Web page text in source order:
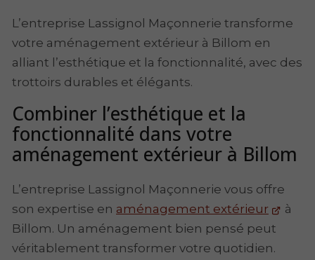
L’entreprise Lassignol Maçonnerie transforme
votre aménagement extérieur à Billom en
alliant l’esthétique et la fonctionnalité, avec des
trottoirs durables et élégants.
Combiner l’esthétique et la
fonctionnalité dans votre
aménagement extérieur à Billom
L’entreprise Lassignol Maçonnerie vous offre
son expertise en aménagement extérieur
à
Billom. Un aménagement bien pensé peut
véritablement transformer votre quotidien.